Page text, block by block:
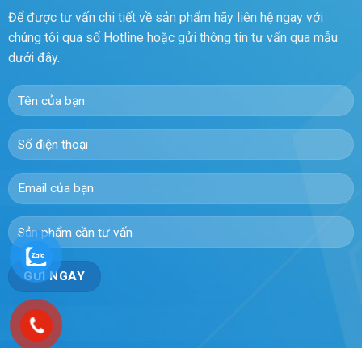
Để được tư vấn chi tiết về sản phẩm hãy liên hệ ngay với
chúng tôi qua số Hotline hoặc gửi thông tin tư vấn qua mẫu
dưới đây.